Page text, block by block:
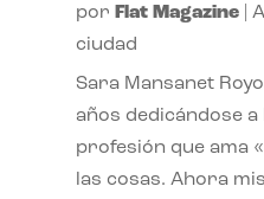
por Flat Magazine|
ciudad
Sara Mansanet
años dedicándose
profesión que ama
las cosas. Ahora